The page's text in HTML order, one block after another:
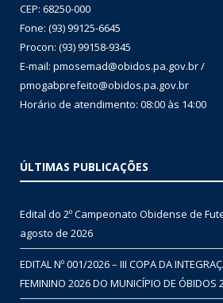
CEP: 68250-000
Fone: (93) 99125-6645
Procon: (93) 99158-9345
E-mail: pmosemad@obidos.pa.gov.br /
pmogabprefeito@obidos.pa.gov.br
Horário de atendimento: 08:00 às 14:00
ÚLTIMAS PUBLICAÇÕES
Edital do 2º Campeonato Obidense de
agosto de 2026
EDITAL Nº 001/2026 – III COPA DA
FEMININO 2026 DO MUNICÍPIO DE ÓBIDOS